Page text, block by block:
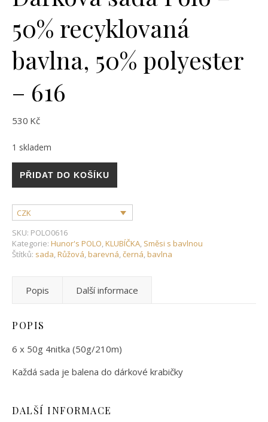
50% recyklovaná
bavlna, 50% polyester
– 616
530 Kč
1 skladem
PŘIDAT DO KOŠÍKU
CZK
SKU: POLO0616
Kategorie: Hunor's POLO,KLUBÍČKA, Směsi s bavlnou
Štítků: sada,Růžová,barevná,černá,bavlna
Popis Další informace
POPIS
6 x 50g 4nitka (50g/210m)
Každá sada je balena do dárkové krabičky
DALŠÍ INFORMACE